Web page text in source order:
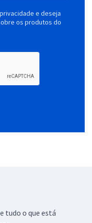
e deseja
os produtos do
tudo o que está